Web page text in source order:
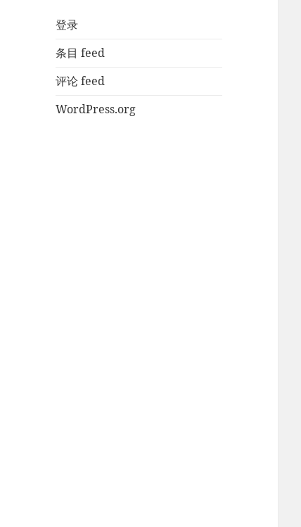
登录
条目 feed
评论 feed
WordPress.org